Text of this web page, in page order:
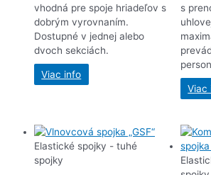
vhodná pre spoje hriadeľov s
dobrým vyrovnaním.
Dostupné v jednej alebo
dvoch sekciách.
Viac info
s
Viac
Elastické spojky - tuhé
spojky